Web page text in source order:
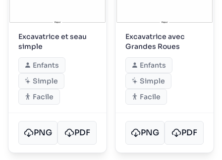
Excavatrice et seau
simple
Enfants
Simple
Facile
PNG PDF
Excavatrice avec
Grandes Roues
Enfants
Simple
Facile
PNG PDF